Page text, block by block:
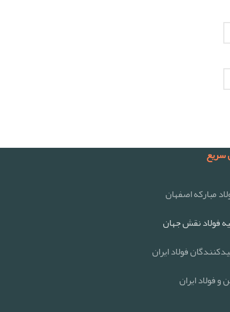
مبارکه اصفهان
فولاد نقش جهان
فولاد ایران
فولاد ایران